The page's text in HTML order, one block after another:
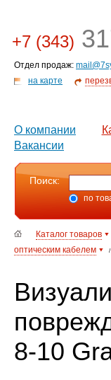
+7 (343)
Отдел продаж:
на карте
О компании
Вакансии
Поиск:
по
Каталог товаров
оптическим кабелем
/
8-10